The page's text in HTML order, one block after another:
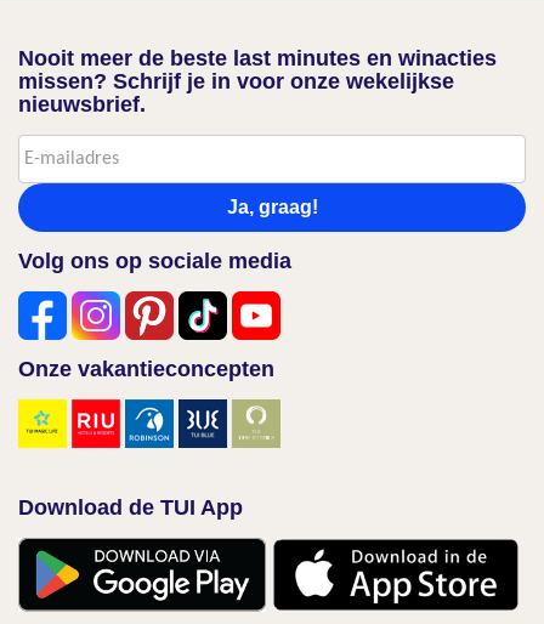
Nooit meer de beste last minutes en winacties
missen? Schrijf je in voor onze wekelijkse
nieuwsbrief.
Ja, graag!
Volg ons op sociale media
Onze vakantieconcepten
Download de TUI App